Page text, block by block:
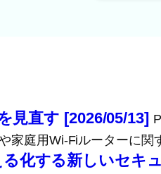
見直す [2026/05/13]
家庭用Wi-Fiルーターに
化する新しいセキ